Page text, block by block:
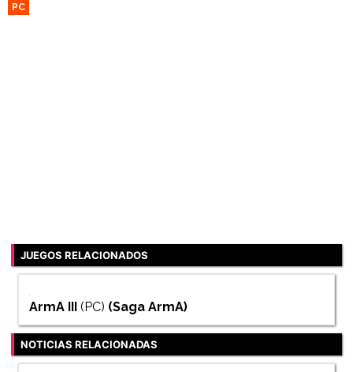
PC
JUEGOS RELACIONADOS
ArmA III (PC) (Saga ArmA)
NOTICIAS RELACIONADAS